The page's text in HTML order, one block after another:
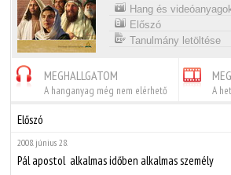
Hang és
Előszó
Tanulmány letöltése
MEGHALLGATOM
A hanganyag még nem elérhető A
Előszó
2008. június 28.
Pál apostol  alkalmas időben alkalmas személy